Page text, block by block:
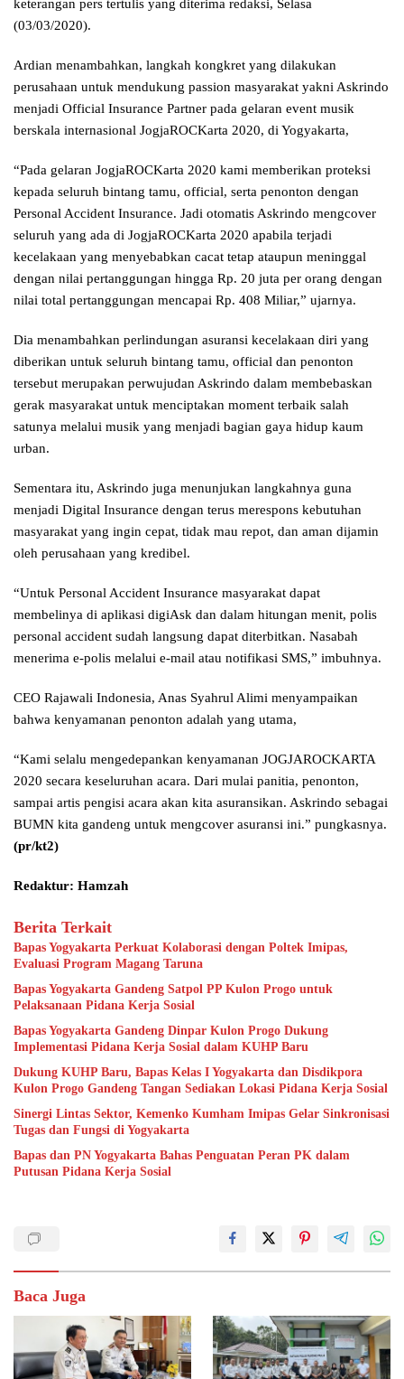
keterangan pers tertulis yang diterima redaksi, Selasa
(03/03/2020).
Ardian menambahkan, langkah kongkret yang dilakukan
perusahaan untuk mendukung passion masyarakat yakni Askrindo
menjadi Official Insurance Partner pada gelaran event musik
berskala internasional JogjaROCKarta 2020, di Yogyakarta,
“Pada gelaran JogjaROCKarta 2020 kami memberikan proteksi
kepada seluruh bintang tamu, official, serta penonton dengan
Personal Accident Insurance. Jadi otomatis Askrindo mengcover
seluruh yang ada di JogjaROCKarta 2020 apabila terjadi
kecelakaan yang menyebabkan cacat tetap ataupun meninggal
dengan nilai pertanggungan hingga Rp. 20 juta per orang dengan
nilai total pertanggungan mencapai Rp. 408 Miliar,” ujarnya.
Dia menambahkan perlindungan asuransi kecelakaan diri yang
diberikan untuk seluruh bintang tamu, official dan penonton
tersebut merupakan perwujudan Askrindo dalam membebaskan
gerak masyarakat untuk menciptakan moment terbaik salah
satunya melalui musik yang menjadi bagian gaya hidup kaum
urban.
Sementara itu, Askrindo juga menunjukan langkahnya guna
menjadi Digital Insurance dengan terus merespons kebutuhan
masyarakat yang ingin cepat, tidak mau repot, dan aman dijamin
oleh perusahaan yang kredibel.
“Untuk Personal Accident Insurance masyarakat dapat
membelinya di aplikasi digiAsk dan dalam hitungan menit, polis
personal accident sudah langsung dapat diterbitkan. Nasabah
menerima e-polis melalui e-mail atau notifikasi SMS,” imbuhnya.
CEO Rajawali Indonesia, Anas Syahrul Alimi menyampaikan
bahwa kenyamanan penonton adalah yang utama,
“Kami selalu mengedepankan kenyamanan JOGJAROCKARTA
2020 secara keseluruhan acara. Dari mulai panitia, penonton,
sampai artis pengisi acara akan kita asuransikan. Askrindo sebagai
BUMN kita gandeng untuk mengcover asuransi ini.” pungkasnya.
(pr/kt2)
Redaktur: Hamzah
Berita Terkait
Bapas Yogyakarta Perkuat Kolaborasi dengan Poltek Imipas,
Evaluasi Program Magang Taruna
Bapas Yogyakarta Gandeng Satpol PP Kulon Progo untuk
Pelaksanaan Pidana Kerja Sosial
Bapas Yogyakarta Gandeng Dinpar Kulon Progo Dukung
Implementasi Pidana Kerja Sosial dalam KUHP Baru
Dukung KUHP Baru, Bapas Kelas I Yogyakarta dan Disdikpora
Kulon Progo Gandeng Tangan Sediakan Lokasi Pidana Kerja Sosial
Sinergi Lintas Sektor, Kemenko Kumham Imipas Gelar Sinkronisasi
Tugas dan Fungsi di Yogyakarta
Bapas dan PN Yogyakarta Bahas Penguatan Peran PK dalam
Putusan Pidana Kerja Sosial
Baca Juga